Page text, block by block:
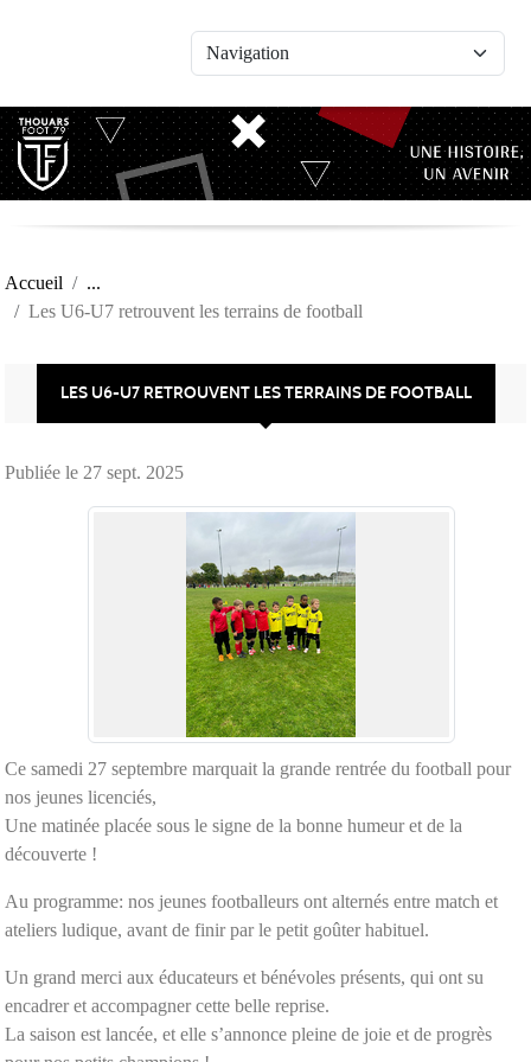
Accueil
Les U6-U7 retrouvent les terrains de football
LES U6-U7 RETROUVENT LES TERRAINS DE FOOTBALL
Publiée le 27 sept. 2025
Ce samedi 27 septembre marquait la grande rentrée du football pour
nos jeunes licenciés,
Une matinée placée sous le signe de la bonne humeur et de la
découverte !
Au programme: nos jeunes footballeurs ont alternés entre match et
ateliers ludique, avant de finir par le petit goûter habituel.
Un grand merci aux éducateurs et bénévoles présents, qui ont su
encadrer et accompagner cette belle reprise.
La saison est lancée, et elle s’annonce pleine de joie et de progrès